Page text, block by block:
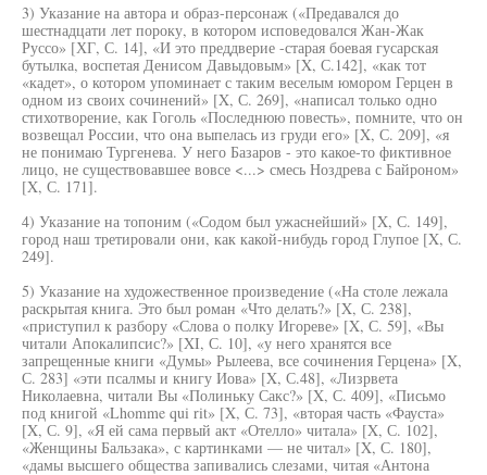
3) Указание на автора и образ-персонаж («Предавался до
шестнадцати лет пороку, в котором исповедовался Жан-Жак
Руссо» [ХГ, С. 14], «И это преддверие -старая боевая гусарская
бутылка, воспетая Денисом Давыдовым» [X, С.142], «как тот
«кадет», о котором упоминает с таким веселым юмором Герцен в
одном из своих сочинений» [X, С. 269], «написал только одно
стихотворение, как Гоголь «Последнюю повесть», помните, что он
возвещал России, что она выпелась из груди его» [X, С. 209], «я
не понимаю Тургенева. У него Базаров - это какое-то фиктивное
лицо, не существовавшее вовсе <...> смесь Ноздрева с Байроном»
[X, С. 171].
4) Указание на топоним («Содом был ужаснейший» [X, С. 149],
город наш третировали они, как какой-нибудь город Глупое [X, С.
249].
5) Указание на художественное произведение («На столе лежала
раскрытая книга. Это был роман «Что делать?» [X, С. 238],
«приступил к разбору «Слова о полку Игореве» [X, С. 59], «Вы
читали Апокалипсис?» [XI, С. 10], «у него хранятся все
запрещенные книги «Думы» Рылеева, все сочинения Герцена» [X,
С. 283] «эти псалмы и книгу Иова» [X, С.48], «Лизрвета
Николаевна, читали Вы «Полиньку Сакс?» [X, С. 409], «Письмо
под книгой «Lhomme qui rit» [X, С. 73], «вторая часть «Фауста»
[X, С. 9], «Я ей сама первый акт «Отелло» читала» [X, С. 102],
«Женщины Бальзака», с картинками — не читал» [X, С. 180],
«дамы высшего общества запивались слезами, читая «Антона